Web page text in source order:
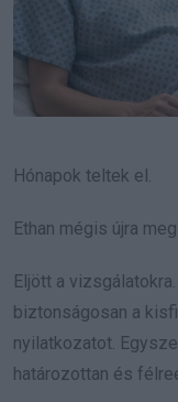
Hónapok teltek el.
Ethan mégis újra
Eljött a
biztonságosan a
nyilatkozatot.
határozottan és